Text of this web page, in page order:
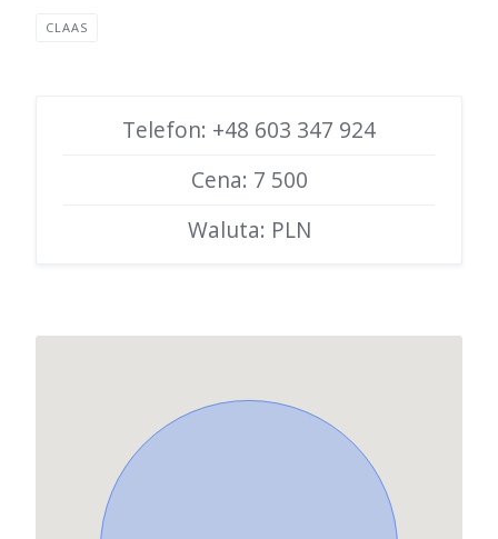
CLAAS
Telefon: +48 603 347 924
Cena: 7 500
Waluta: PLN